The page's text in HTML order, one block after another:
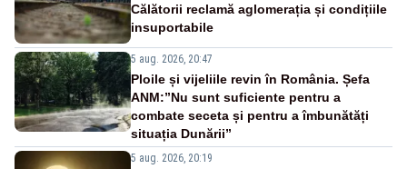
Călătorii reclamă aglomerația și condițiile
insuportabile
5 aug. 2026, 20:47
Ploile și vijeliile revin în România. Șefa
ANM:”Nu sunt suficiente pentru a
combate seceta și pentru a îmbunătăți
situația Dunării”
5 aug. 2026, 20:19